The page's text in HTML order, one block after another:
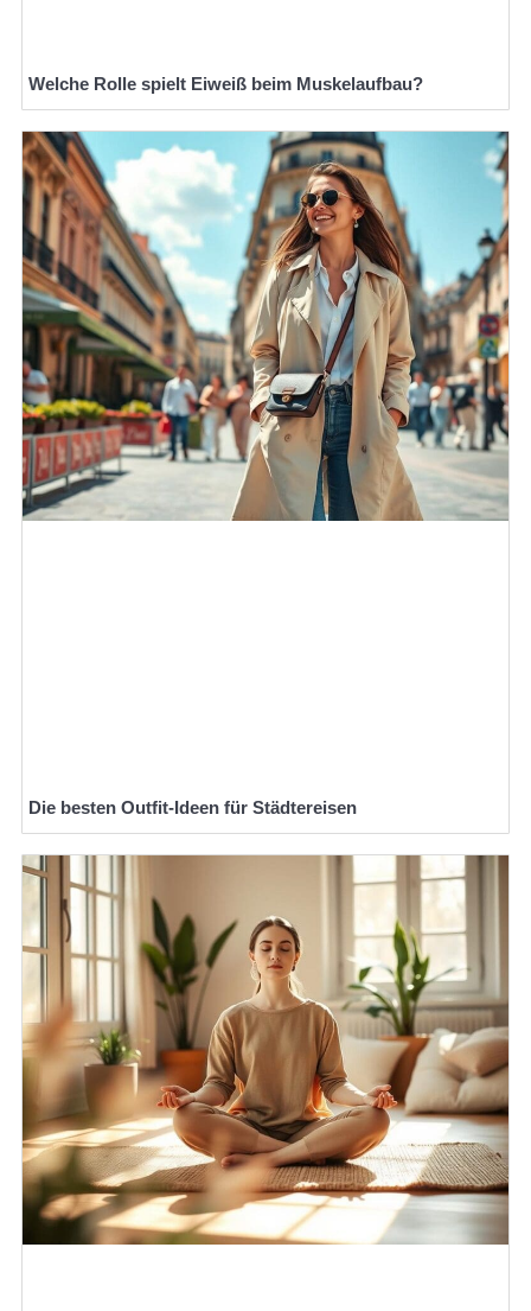
Welche Rolle spielt Eiweiß beim Muskelaufbau?
Die besten Outfit-Ideen für Städtereisen